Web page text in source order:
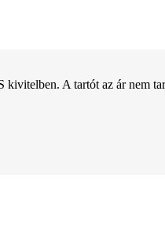
A tartót az ár nem